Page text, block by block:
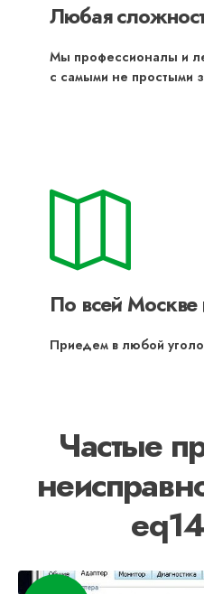
Любая
Мы профессионалы и
с самыми не простыми
По всей Москве
Приедем в любой
Частые